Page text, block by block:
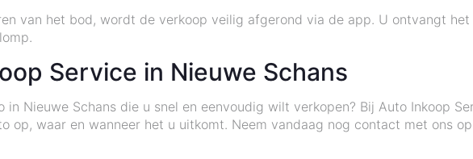
van het bod, wordt de verkoop veilig afgerond via de app. U ontvangt
Service in Nieuwe Schans
in Nieuwe Schans die u snel en eenvoudig wilt verkopen? Bij Auto Inkoop
op, waar en wanneer het u uitkomt. Neem vandaag nog contact met ons